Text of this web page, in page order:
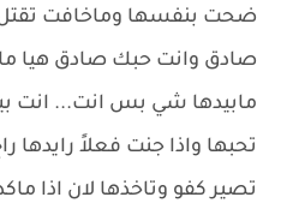
ضحت بنفسها وماخافت
صادق وانت حبك صادق هيا
مابيدها شي بس انت... انت
تحبها واذا جنت فعلاً رايدها
تصير كفو وتاخذها لان اذا